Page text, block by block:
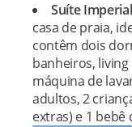
Suíte Imperial
casa de praia,
contêm dois
banheiros,
máquina de
adultos, 2
extras) e 1 bebê